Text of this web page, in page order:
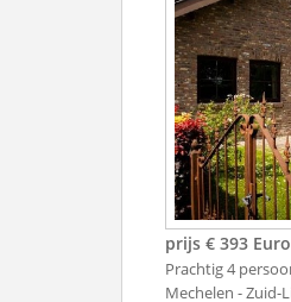
prijs € 393 Euro
Prachtig 4
Mechelen - Zuid-